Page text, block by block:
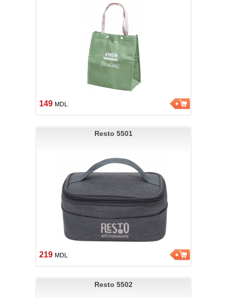
149 MDL
Resto 5501
219 MDL
Resto 5502